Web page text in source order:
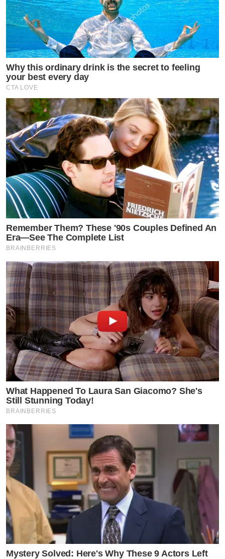
Why this ordinary drink is the secret to feeling
your best every day
CTA LOVE
Remember Them? These '90s Couples Defined An
Era—See The Complete List
BRAINBERRIES
What Happened To Laura San Giacomo? She's
Still Stunning Today!
BRAINBERRIES
Mystery Solved: Here's Why These 9 Actors Left